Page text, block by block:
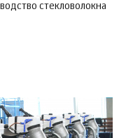
стекловолокна